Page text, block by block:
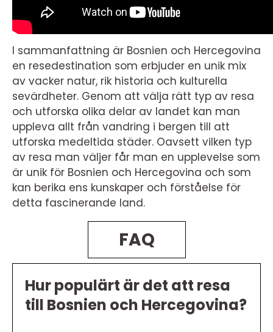
I sammanfattning är Bosnien och Hercegovina
en resedestination som erbjuder en unik mix
av vacker natur, rik historia och kulturella
sevärdheter. Genom att välja rätt typ av resa
och utforska olika delar av landet kan man
uppleva allt från vandring i bergen till att
utforska medeltida städer. Oavsett vilken typ
av resa man väljer får man en upplevelse som
är unik för Bosnien och Hercegovina och som
kan berika ens kunskaper och förståelse för
detta fascinerande land.
FAQ
Hur populärt är det att resa
till Bosnien och Hercegovina?